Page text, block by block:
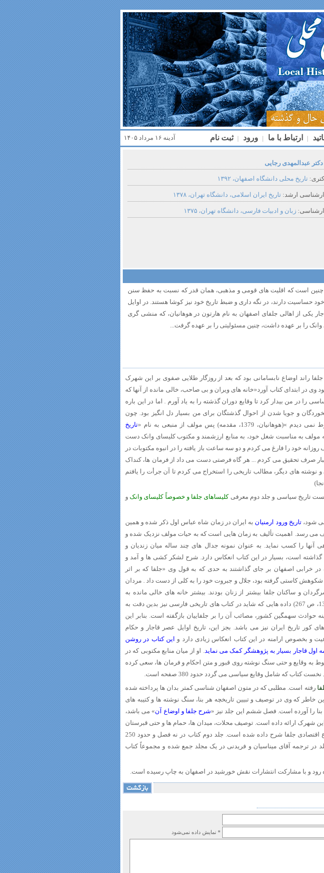
| ارتباط با ما | ورود | ثبت نام آدینه ۱۶ مرداد ۱۴۰۵
دکتر عبدالمهدی رجایی
تاریخ محلی دانشگاه اصفهان، ۱۳۹۲
ارشد: تاریخ ایران اسلامی، دانشگاه تهران، ۱۳۷۸
زبان و ادبیات فارسی، دانشگاه تهران، ۱۳۷۵
است که اقلیت های قومی و مذهبی، همان قدر که نسبت به حفظ سنن
حساسیت دارند، در نگه داری و ضبط تاریخ خود نیز کوشا هستند. در اوایل
یکی از اهالی جلفای اصفهان به نام هارتون در هوهانیان، که منشی گری
وانک را بر عهده داشت، چنین مسئولیتی را بر عهده گرفت...
جلفا راند اوضاع نابسامانی بود که بعد از روزگار طلایی صفوی بر این شهرک
وی در ابتدای کتاب آورد«خانه های ویران و بی صاحب، خالی مانده از آنها که
را در من بیدار کرد تا وقایع دوران گذشته را به یاد آورم . اما در این باره
و جویا شدن از احوال گذشتگان برای من بسیار دل انگیز بود. چون
مقدمه) پس مولف از منبعی به نام «
تاریخ
مولف به مناسبت شغل خود، به منابع ارزشمند و مکتوب کلیسای وانک دست
خود را فارغ می کردم و دو سه ساعت باز یافته را در انبوه مکتوبات در
غبار صرف تحقیق می کردم ... هر گاه فرصتی دست می داد از فرمان ها، کنداک
های دیگر، مطالب تاریخی را استخراج می کردم تا آن جرأت را یافتم
تاریخ سیاسی و جلد دوم معرفیکلیساهای جلفا و خصوصاً کلیسای وانکو
تاریخ ورود ارمنیان به ایران در زمان شاه عباس اول ذکر شده و همین
می رسد. اهمیت تألیف به زمان هایی است که به حیات مولف نزدیک شده و
آنها را کسب نماید. به عنوان نمونه جدال های چند ساله میان زندیان و
گذاشته است، بسیار در این کتاب انعکاس دارد. شرح لشکر کشی ها و آمد و
در خرابی اصفهان بر جای گذاشتند به حدی که به قول وی «جلفا که بر اثر
کاستی گرفته بود، جلال و جبروت خود را به کلی از دست داد . مردان
و ساکنان جلفا بیشتر از زنان بودند. بیشتر خانه های خالی مانده به
دست مسلمان ها افتاد» (هوهانیان، 1379، ص 267) داده هایی که شاید در کتاب های تاریخی فارسی نیز بدین دقت به
حوادث سهمگین کشور، مصائب آن را بر جلفاییان بازگفته است. بنابر این
تاریخ ایران نیز می باشد. بجز این، تاریخ اوایل عصر قاجار و حکام
و بخصوص ارامنه در این کتاب انعکاس زیادی دارد و این کتاب در روشن
اول قاجار بسیار به پژوهشگر کمک می نماید. او از میان منابع مکتوبی که در
به وقایع و حتی سنگ نوشته روی قبور و متن احکام و فرمان ها، سعی کرده
کتاب که شامل وقایع سیاسی می گردد حدود 380 صفحه است.
رفته است. مطلبی که در متون اصفهان شناسی کمتر بدان ها پرداخته شده
که وی در توصیف و تبیین تاریخچه هر بنا، سنگ نوشته ها و کتیبه های
بنا را آورده است. فصل ششم این جلد نیز «شرح جلفا و اوضاع آن» می باشد،
شهرک ارائه داده است. توصیف محلات، میدان ها، حمام ها و حتی قبرستان
جلفا آمده است. در فصل بعد نیز اوضاع اقتصادی جلفا شرح داده شده است. جلد دوم کتاب در نه فصل و حدود 250
ترجمه آقای میناسیان و فریدنی در یک مجلد جمع شده و مجموعاً کتاب
* نمایش داده نمی‌شود